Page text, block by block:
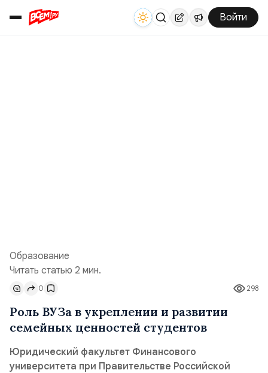
Войти
Образование
Читать статью 2 мин.
298
0
Роль ВУЗа в укреплении и развитии
семейных ценностей студентов
Юридический факультет Финансового
университета при Правительстве Российской